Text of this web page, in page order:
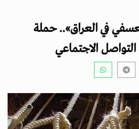
في العراق».. حملة
الاجتماعي